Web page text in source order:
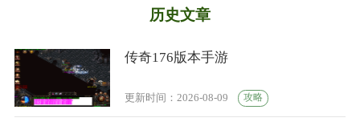
历史文章
传奇176版本手游
更新时间：2026-08-09 攻略